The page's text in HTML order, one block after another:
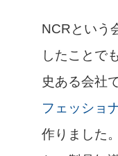
NCRという
したことで
史ある会社
フェッショ
作りました